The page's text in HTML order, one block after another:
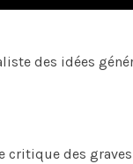
des idées
critique des